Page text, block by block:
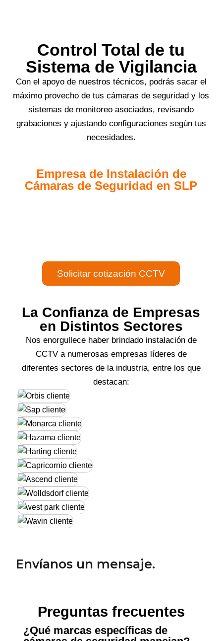
Control Total de tu
Sistema de Vigilancia
Con el apoyo de nuestros técnicos, podrás sacar el
máximo provecho de tus cámaras de seguridad y los
sistemas de monitoreo asociados, revisando
grabaciones y ajustando configuraciones según tus
necesidades.
Empresa de Instalación de
Cámaras de Seguridad en SLP
Solicitar cotización CCTV
La Confianza de Empresas
en Distintos Sectores
Nos enorgullece haber brindado instalación de
CCTV a numerosas empresas líderes de
diferentes sectores de la industria, entre los que
destacan:
Envíanos un mensaje.
Preguntas frecuentes
¿Qué marcas específicas de